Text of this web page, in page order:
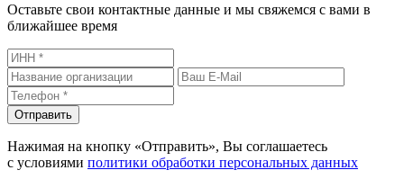
Оставьте свои контактные данные и мы свяжемся с вами в
ближайшее время
Отправить
Нажимая на кнопку «Отправить», Вы соглашаетесь
с условиями политики обработки персональных данных